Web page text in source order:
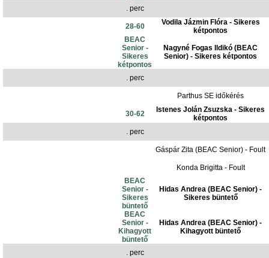
. perc
28-60
Vodila Jázmin Flóra - Sikeres
kétpontos
BEAC
Senior -
Sikeres
kétpontos
Nagyné Fogas Ildikó (BEAC
Senior) - Sikeres kétpontos
. perc
Parthus SE időkérés
30-62
Istenes Jolán Zsuzska - Sikeres
kétpontos
. perc
Gáspár Zita (BEAC Senior) - Foult
Konda Brigitta - Foult
BEAC
Senior -
Sikeres
büntető
Hidas Andrea (BEAC Senior) -
Sikeres büntető
BEAC
Senior -
Kihagyott
büntető
Hidas Andrea (BEAC Senior) -
Kihagyott büntető
. perc